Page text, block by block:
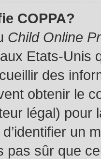
COPPA?
Child Online
Etats-Unis
des
obtenir le
légal)
un
pas sûr que